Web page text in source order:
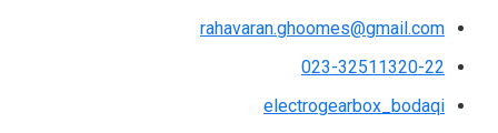
rahavaran.ghoomes@gmail.com
023-32511320-22
electrogearbox_bodaqi